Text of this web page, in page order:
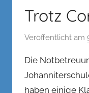
Trotz
Veröffentlicht am
Die
haben einige